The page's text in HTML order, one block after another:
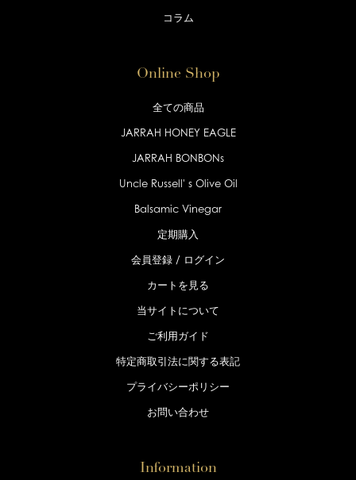
コラム
Online Shop
全ての商品
JARRAH HONEY EAGLE
JARRAH BONBONs
Uncle Russell' s Olive Oil
Balsamic Vinegar
定期購入
会員登録 / ログイン
カートを見る
当サイトについて
ご利用ガイド
特定商取引法に関する表記
プライバシーポリシー
お問い合わせ
Information